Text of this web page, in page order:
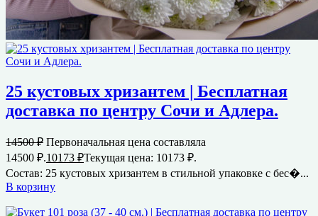
25 кустовых хризантем | Бесплатная
доставка по центру Сочи и Адлера.
14500₽ Первоначальная цена составляла
14500 ₽.10173 ₽Текущая цена: 10173 ₽.
Состав: 25 кустовых хризантем в стильной упаковке с бес�...
В корзину